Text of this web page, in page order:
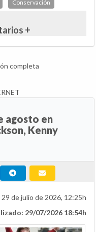
Conservación
+
completa
agosto en
Kenny
29 de julio de 2026, 12:25h
29/07/2026 18:54h